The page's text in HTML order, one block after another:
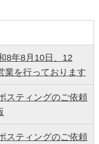
8年8月10日、12
業を行っております
スティングのご依頼
スティングのご依頼